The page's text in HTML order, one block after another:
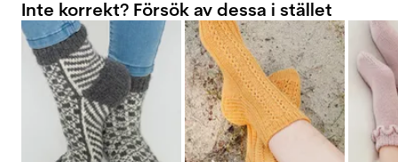
Inte korrekt? Försök av dessa i stället